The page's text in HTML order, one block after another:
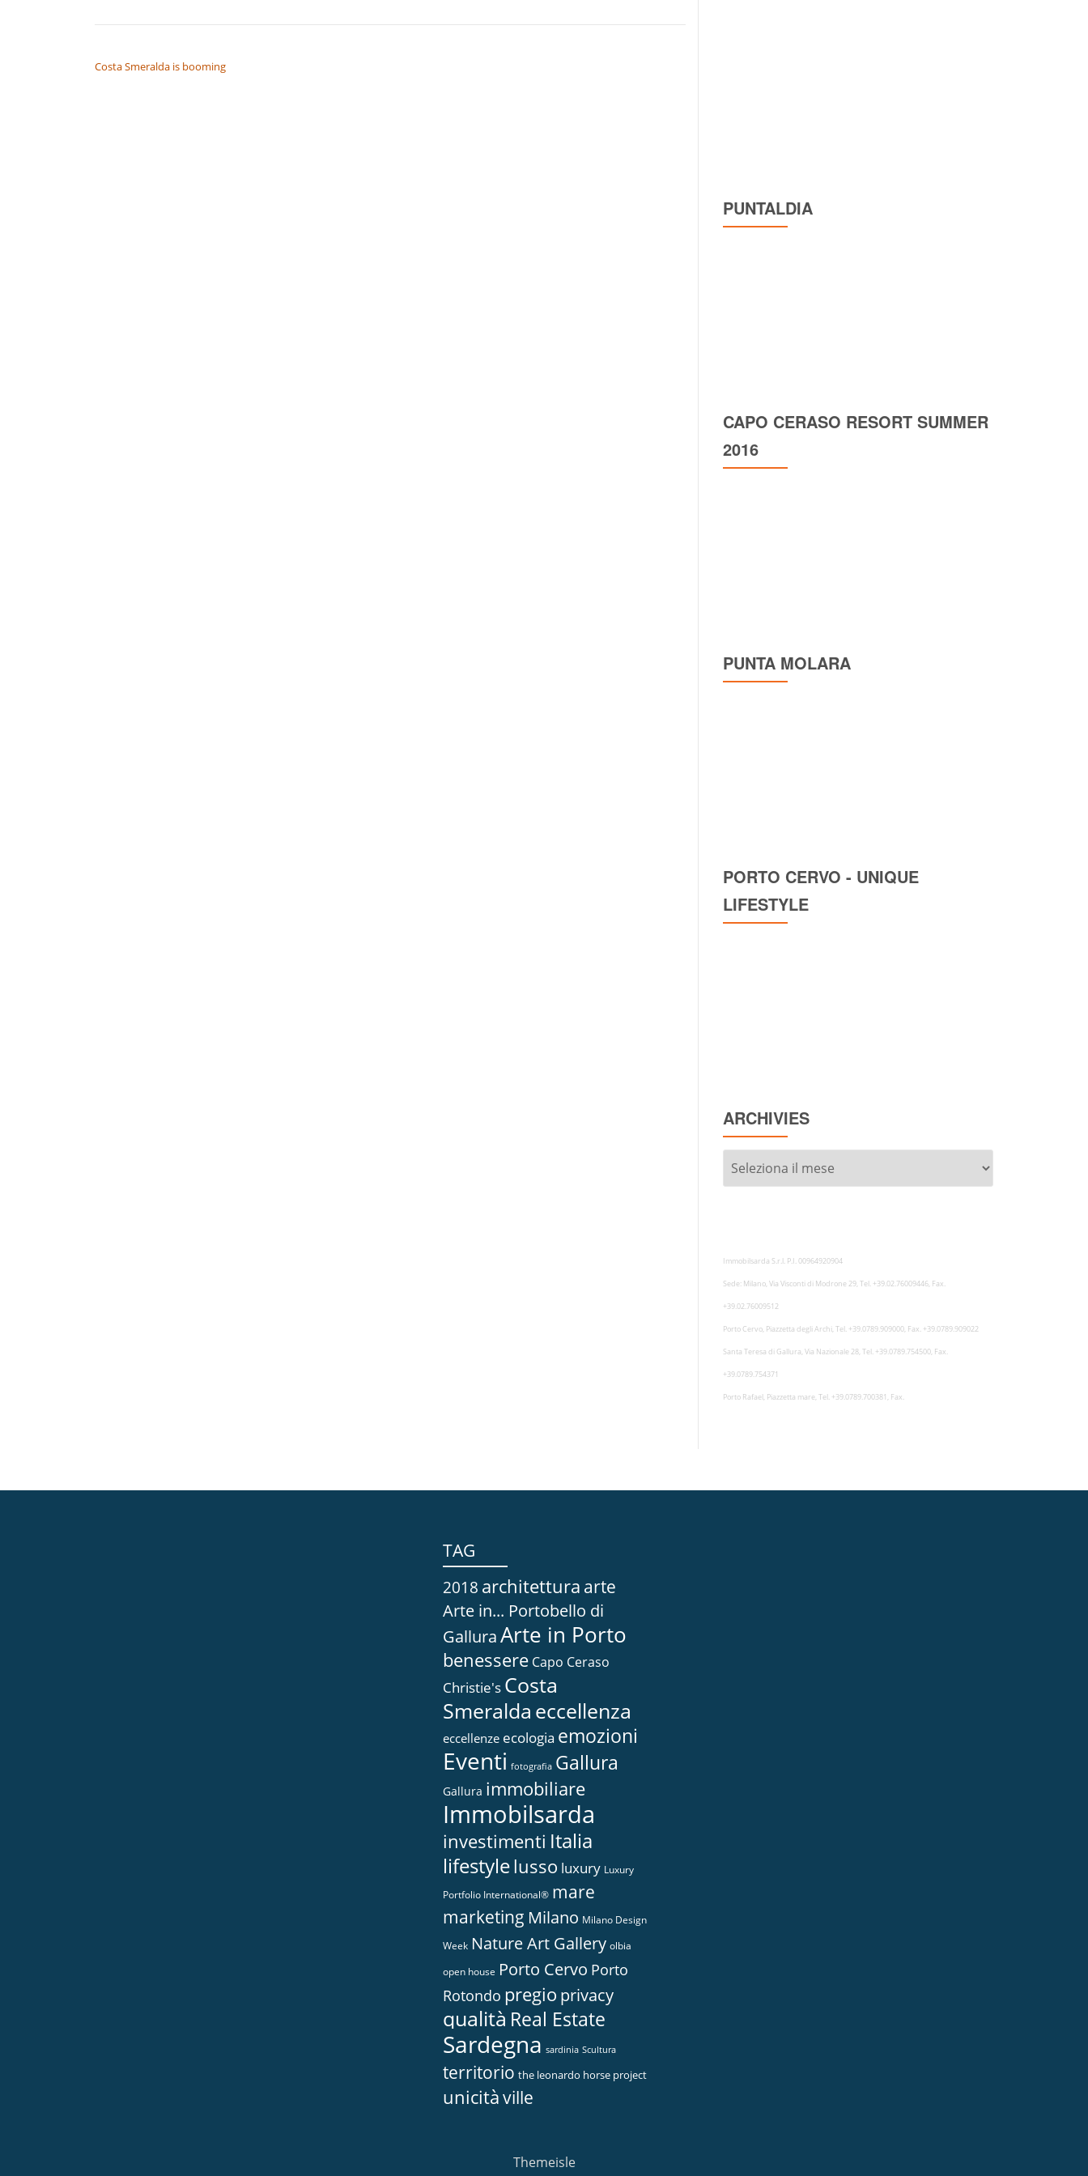
Costa Smeralda is booming
PUNTALDIA
CAPO CERASO RESORT SUMMER
2016
PUNTA MOLARA
PORTO CERVO - UNIQUE
LIFESTYLE
ARCHIVIES
Archivies
Immobilsarda S.r.l. P.I. 00964920904
Sede: Milano, Via Visconti di Modrone 29, Tel. +39.02.76009446, Fax.
+39.02.76009512
Porto Cervo, Piazzetta degli Archi, Tel. +39.0789.909000, Fax. +39.0789.909022
Santa Teresa di Gallura, Via Nazionale 28, Tel. +39.0789.754500, Fax.
+39.0789.754371
Porto Rafael, Piazzetta mare, Tel. +39.0789.700381, Fax.
TAG
2018 architettura arte
Arte in... Portobello di
GalluraArte in Porto
benessere Capo Ceraso
Christie's Costa
Smeralda eccellenza
eccellenze ecologia emozioni
Eventi fotografia Gallura
Gallura immobiliare
Immobilsarda
investimenti Italia
lifestylelusso luxury Luxury
Portfolio International® mare
marketing Milano Milano Design
Week Nature Art Gallery olbia
open house Porto Cervo Porto
Rotondo pregio privacy
qualità Real Estate
Sardegna sardinia Scultura
territorio the leonardo horse project
unicitàville
Themeisle